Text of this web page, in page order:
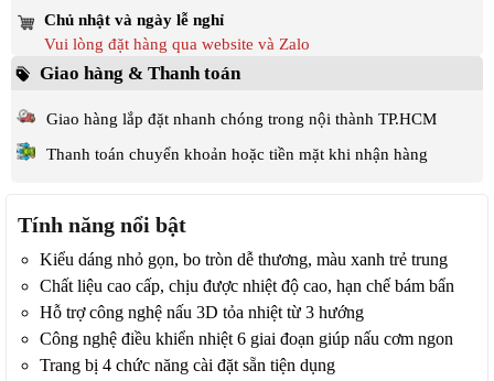
Chủ nhật và ngày lễ nghỉ
Vui lòng đặt hàng qua website và Zalo
Giao hàng & Thanh toán
Giao hàng lắp đặt nhanh chóng trong nội thành TP.HCM
Thanh toán chuyển khoản hoặc tiền mặt khi nhận hàng
Tính năng nổi bật
Kiểu dáng nhỏ gọn, bo tròn dễ thương, màu xanh trẻ trung
Chất liệu cao cấp, chịu được nhiệt độ cao, hạn chế bám bẩn
Hỗ trợ công nghệ nấu 3D tỏa nhiệt từ 3 hướng
Công nghệ điều khiển nhiệt 6 giai đoạn giúp nấu cơm ngon
Trang bị 4 chức năng cài đặt sẵn tiện dụng